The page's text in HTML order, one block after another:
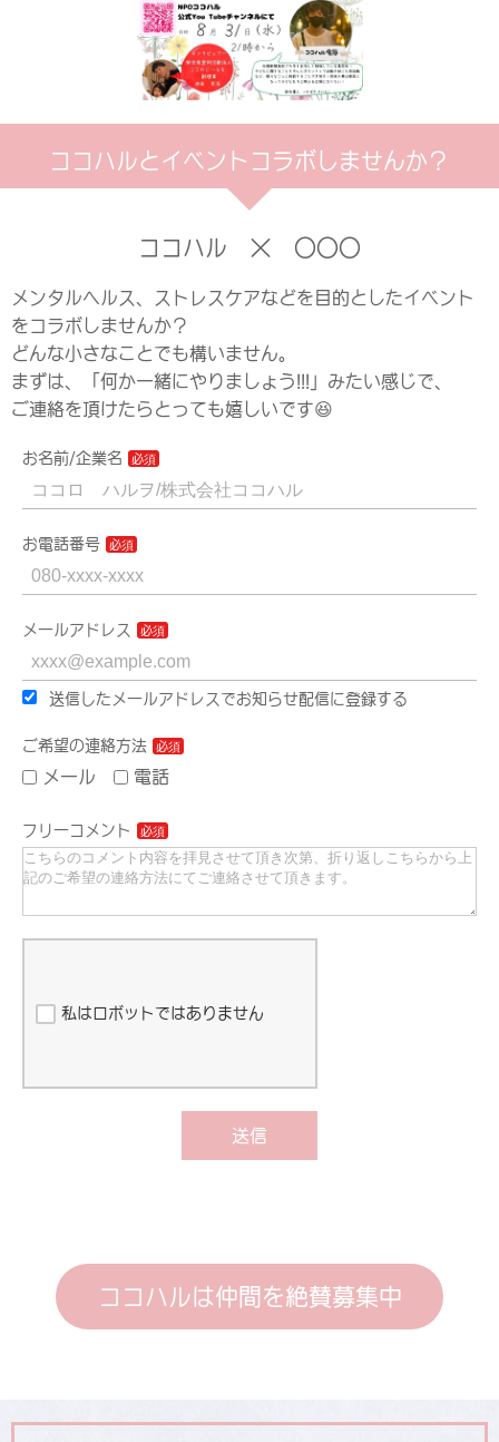
ココハルとイベントコラボしませんか？
ココハル × ○○○
メンタルヘルス、ストレスケアなどを目的としたイベント
をコラボしませんか？
どんな小さなことでも構いません。
まずは、「何か一緒にやりましょう!!!」みたい感じで、
ご連絡を頂けたらとっても嬉しいです😆
お名前/企業名
お電話番号
メールアドレス
送信したメールアドレスでお知らせ配信に登録する
ご希望の連絡方法
メール 電話
フリーコメント
私はロボットではありません
送信
ココハルは仲間を絶賛募集中